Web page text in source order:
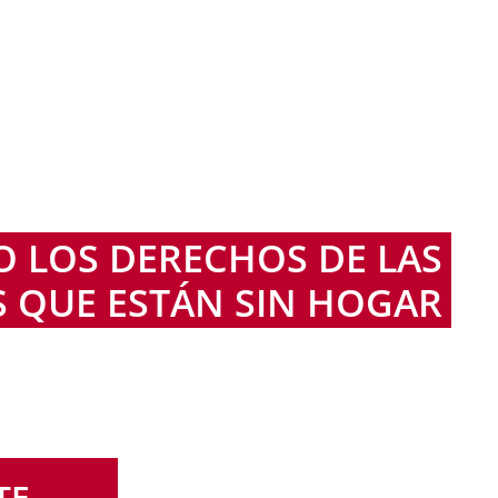
LOS DERECHOS DE LAS
QUE ESTÁN SIN HOGAR